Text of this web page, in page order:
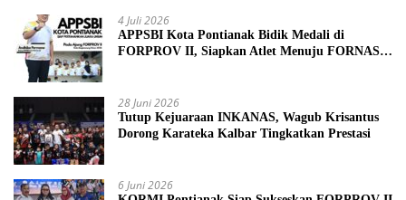
4 Juli 2026
APPSBI Kota Pontianak Bidik Medali di
FORPROV II, Siapkan Atlet Menuju FORNAS
28 Juni 2026
Tutup Kejuaraan INKANAS, Wagub Krisantus
Dorong Karateka Kalbar Tingkatkan Prestasi
6 Juni 2026